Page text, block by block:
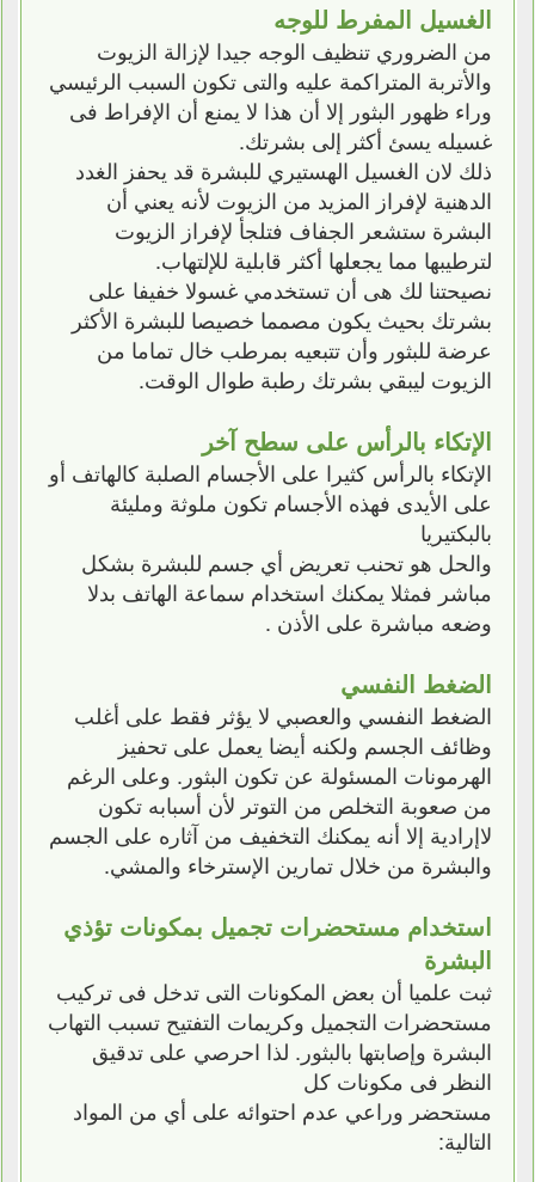
الغسيل المفرط للوجه
من الضروري تنظيف الوجه جيدا لإزالة الزيوت
والأتربة المتراكمة عليه والتى تكون السبب الرئيسي
وراء ظهور البثور إلا أن هذا لا يمنع أن الإفراط فى
غسيله يسئ أكثر إلى بشرتك.
ذلك لان الغسيل الهستيري للبشرة قد يحفز الغدد
الدهنية لإفراز المزيد من الزيوت لأنه يعني أن
البشرة ستشعر الجفاف فتلجأ لإفراز الزيوت
لترطيبها مما يجعلها أكثر قابلية للإلتهاب.
نصيحتنا لك هى أن تستخدمي غسولا خفيفا على
بشرتك بحيث يكون مصمما خصيصا للبشرة الأكثر
عرضة للبثور وأن تتبعيه بمرطب خال تماما من
الزيوت ليبقي بشرتك رطبة طوال الوقت.
الإتكاء بالرأس على سطح آخر
الإتكاء بالرأس كثيرا على الأجسام الصلبة كالهاتف أو
على الأيدى فهذه الأجسام تكون ملوثة ومليئة
بالبكتيريا
والحل هو تحنب تعريض أي جسم للبشرة بشكل
مباشر فمثلا يمكنك استخدام سماعة الهاتف بدلا
وضعه مباشرة على الأذن .
الضغط النفسي
الضغط النفسي والعصبي لا يؤثر فقط على أغلب
وظائف الجسم ولكنه أيضا يعمل على تحفيز
الهرمونات المسئولة عن تكون البثور. وعلى الرغم
من صعوبة التخلص من التوتر لأن أسبابه تكون
لاإرادية إلا أنه يمكنك التخفيف من آثاره على الجسم
والبشرة من خلال تمارين الإسترخاء والمشي.
استخدام مستحضرات تجميل بمكونات تؤذي
البشرة
ثبت علميا أن بعض المكونات التى تدخل فى تركيب
مستحضرات التجميل وكريمات التفتيح تسبب التهاب
البشرة وإصابتها بالبثور. لذا احرصي على تدقيق
النظر فى مكونات كل
مستحضر وراعي عدم احتوائه على أي من المواد
التالية: